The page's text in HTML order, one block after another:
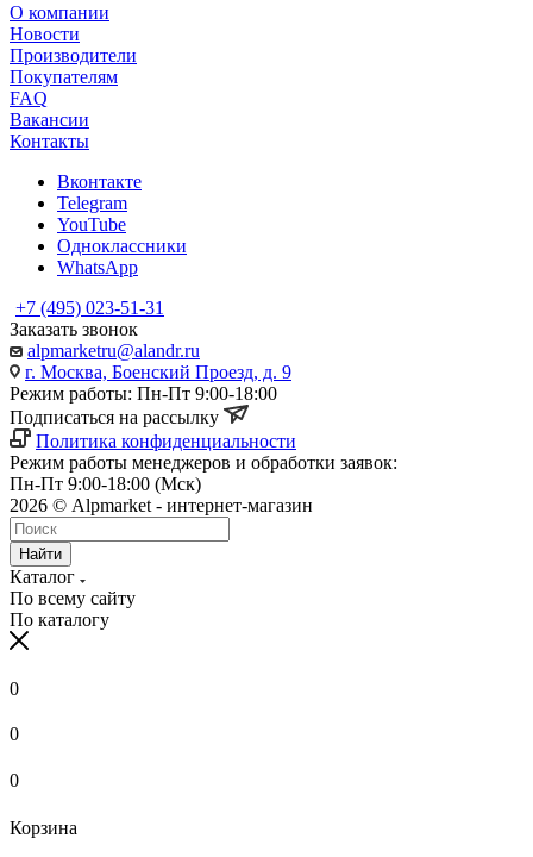
О компании
Новости
Производители
Покупателям
FAQ
Вакансии
Контакты
Вконтакте
Telegram
YouTube
Одноклассники
WhatsApp
+7 (495) 023-51-31
Заказать звонок
alpmarketru@alandr.ru
г. Москва, Боенский Проезд, д. 9
Режим работы: Пн-Пт 9:00-18:00
Подписаться на рассылку
Политика конфиденциальности
Режим работы менеджеров и обработки заявок:
Пн-Пт 9:00-18:00 (Мск)
2026 © Alpmarket - интернет-магазин
Найти
Каталог
По всему сайту
По каталогу
0
0
0
Корзина